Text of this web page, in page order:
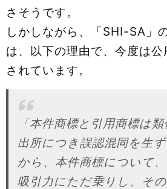
さそうです。
しかしながら、「SHI-SA」
は、以下の理由で、今度は
されています。
「本件商標と引用商標は
出所につき誤認混同を生
から、本件商標について
吸引力にただ乗りし、そ